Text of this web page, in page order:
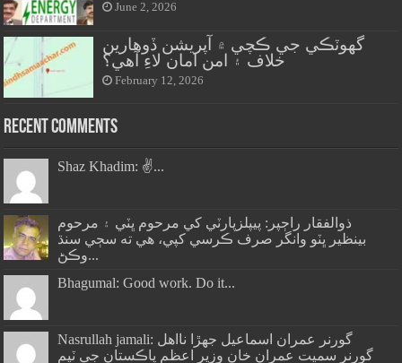
June 2, 2026
گهوٽڪي جي ڪچي ۾ آپريشن ڏوهارين
خلاف ۽ امن امان لاءِ آهي؟
February 12, 2026
Recent Comments
Shaz Khadim: ✌️...
ذوالفقار راڄپر: پيپلزپارٽي کي مرحوم ڀٽي ۽ مرحوم
بينظير ڀٽو وانگر صرف ڪرسي کپي، هي ته سڄي سنڌ
وڪڻ...
Bhagumal: Good work. Do it...
Nasrullah jamali: گورنر عمران اسماعيل جھڙا نااهل
گورنر سميت عمران خان وزير اعظم پاڪستان جي ٽيم